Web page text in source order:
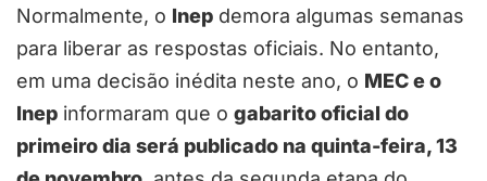
Normalmente, o Inep demora algumas semanas
para liberar as respostas oficiais. No entanto,
em uma decisão inédita neste ano, o MEC e o
Inep informaram que o gabarito oficial do
primeiro dia será publicado na quinta-feira, 13